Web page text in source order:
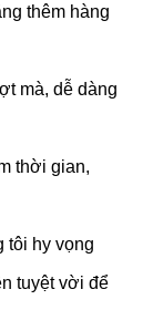
thêm hàng
mà, dễ dàng
thời gian,
tôi hy vọng
tuyệt vời để